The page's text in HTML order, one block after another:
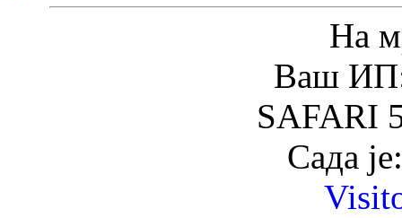
На
Ваш ИП:
SAFARI
Сада